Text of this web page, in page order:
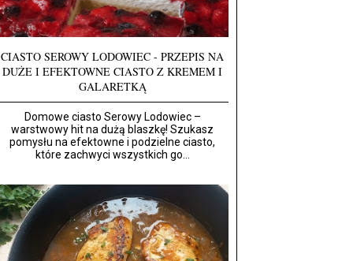
CIASTO SEROWY LODOWIEC - PRZEPIS NA
DUŻE I EFEKTOWNE CIASTO Z KREMEM I
GALARETKĄ
Domowe ciasto Serowy Lodowiec –
warstwowy hit na dużą blaszkę! Szukasz
pomysłu na efektowne i podzielne ciasto,
które zachwyci wszystkich go...